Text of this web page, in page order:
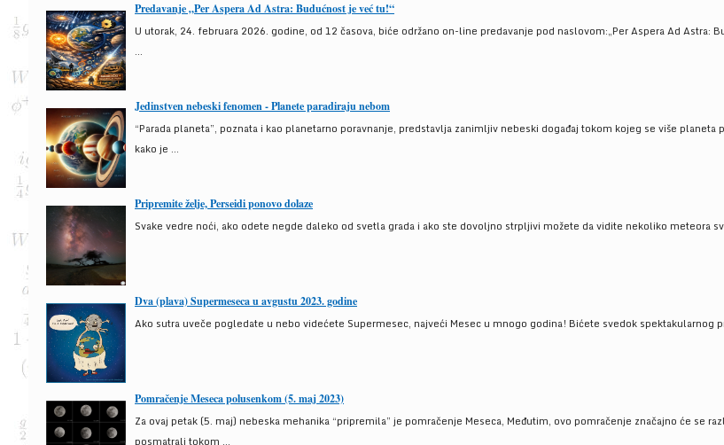
Predavanje „Per Aspera Ad Astra: Budućnost je već tu!“
U utorak, 24. februara 2026. godine, od 12 časova, biće održano on-line predavanje pod naslovom:„Per Aspera Ad
...
Jedinstven nebeski fenomen - Planete paradiraju nebom
“Parada planeta”, poznata i kao planetarno poravnanje, predstavlja zanimljiv nebeski događaj tokom kojeg se više
kako je ...
Pripremite želje, Perseidi ponovo dolaze
Svake vedre noći, ako odete negde daleko od svetla grada i ako ste dovoljno strpljivi možete da vidite nekoliko meteora
Dva (plava) Supermeseca u avgustu 2023. godine
Ako sutra uveče pogledate u nebo videćete Supermesec, najveći Mesec u mnogo godina! Bićete svedok spektakularnog
Pomračenje Meseca polusenkom (5. maj 2023)
Za ovaj petak (5. maj) nebeska mehanika “pripremila” je pomračenje Meseca, Međutim, ovo pomračenje značajno će se